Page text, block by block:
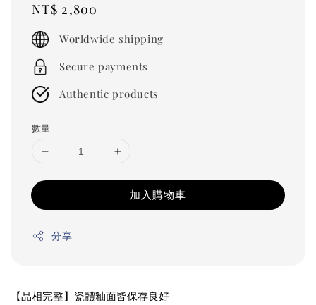
Regular
price
NT$ 2,800
Worldwide shipping
Secure payments
Authentic products
數量
加入購物車
分享
【品相完整】瓷體釉面皆保存良好